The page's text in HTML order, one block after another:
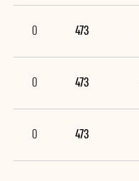
473
0
473
0
473
0